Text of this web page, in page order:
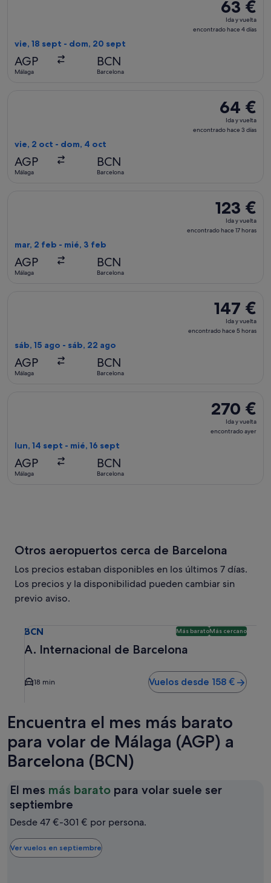
63 €
Ida
y
63 €
Ida y vuelta
encontrado hace 4 días
vie, 18 sept - dom, 20 sept
AGP
Málaga
BCN
Barcelona
64 €
Ida
y
64 €
Ida y vuelta
encontrado hace 3 días
vie, 2 oct - dom, 4 oct
AGP
Málaga
BCN
Barcelona
123 €
Ida
y
123 €
Ida y vuelta
encontrado hace 17 horas
mar, 2 feb - mié, 3 feb
AGP
Málaga
BCN
Barcelona
147 €
Ida
y
147 €
Ida y vuelta
encontrado hace 5 horas
sáb, 15 ago - sáb, 22 ago
AGP
Málaga
BCN
Barcelona
270 €
Ida
y
270 €
Ida y vuelta
encontrado ayer
lun, 14 sept - mié, 16 sept
AGP
Málaga
BCN
Barcelona
Otros aeropuertos cerca de Barcelona
Los precios estaban disponibles en los últimos 7 días.
Los precios y la disponibilidad pueden cambiar sin
previo aviso.
BCN Más baratoMás cercano
A. Internacional de Barcelona
18 min Vuelos desde 158 €
Encuentra el mes más barato
para volar de Málaga (AGP) a
Barcelona (BCN)
El mes más barato para volar suele ser
septiembre
mes
barato
para
Desde 47 €-301 € por persona.
Ver vuelos en septiembre